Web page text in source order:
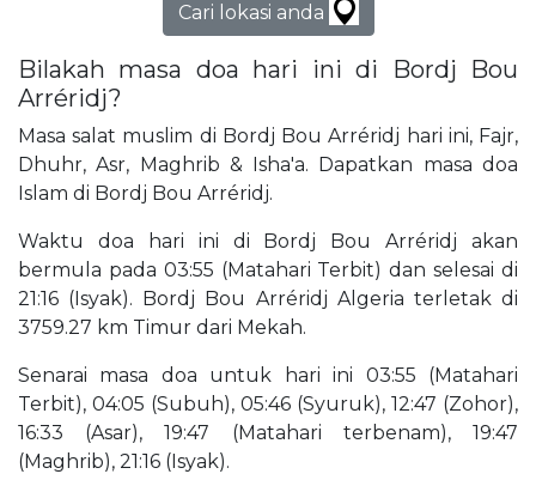
Cari lokasi anda
Bilakah masa doa hari ini di Bordj Bou
Arréridj?
Masa salat muslim di Bordj Bou Arréridj hari ini, Fajr,
Dhuhr, Asr, Maghrib & Isha'a. Dapatkan masa doa
Islam di Bordj Bou Arréridj.
Waktu doa hari ini di Bordj Bou Arréridj akan
bermula pada 03:55 (Matahari Terbit) dan selesai di
21:16 (Isyak). Bordj Bou Arréridj Algeria terletak di
3759.27 km Timur dari Mekah.
Senarai masa doa untuk hari ini 03:55 (Matahari
Terbit), 04:05 (Subuh), 05:46 (Syuruk), 12:47 (Zohor),
16:33 (Asar), 19:47 (Matahari terbenam), 19:47
(Maghrib), 21:16 (Isyak).